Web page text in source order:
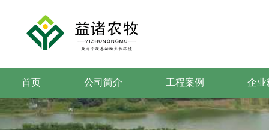
首页 公司简介 工程案例 企业